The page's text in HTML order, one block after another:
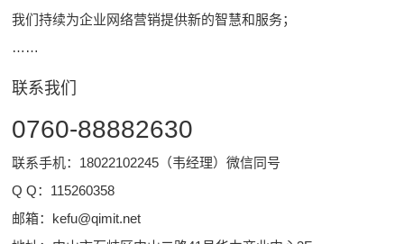
我们持续为企业网络营销提供新的智慧和服务；
……
联系我们
0760-88882630
联系手机：18022102245（韦经理）微信同号
Q Q： 115260358
邮箱： kefu@qimit.net